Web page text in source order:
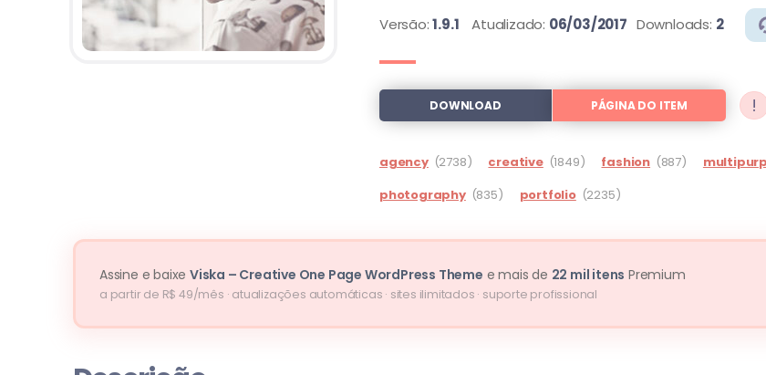
Versão:1.9.1 Atualizado: 06/03/2017 Downloads: 2
DOWNLOAD PÁGINA DO ITEM !
agency (2738) creative (1849) fashion (887)
photography (835) portfolio (2235)
Assine e baixe Viska – Creative One Page WordPress Theme e mais de 22 mil itens Premium
a partir de R$ 49/mês · atualizações automáticas · sites ilimitados · suporte profissional